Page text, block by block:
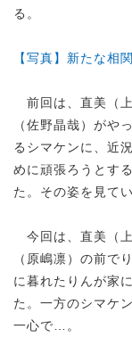
る。
【写真】新たな相
前回は、直美（
（佐野晶哉）がや
るシマケンに、近
めに頑張ろうとす
た。その姿を見て
今回は、直美（
（原嶋凛）の前で
に暮れたりんが家
た。一方のシマケ
一心で…。